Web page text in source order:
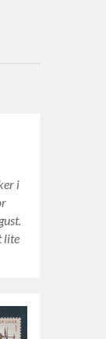
i
lite